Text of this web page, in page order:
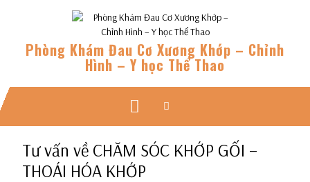
Phòng Khám Đau Cơ Xương Khớp – Chỉnh
Hình – Y học Thể Thao
Open
Button
Tư vấn về CHĂM SÓC KHỚP GỐI –
THOÁI HÓA KHỚP